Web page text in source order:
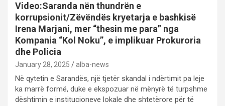
Video:Saranda nën thundrën e
korrupsionit/Zëvëndës kryetarja e bashkisë
Irena Marjani, mer “thesin me para” nga
Kompania “Kol Noku”, e implikuar Prokuroria
dhe Policia
January 28, 2025 alba-news
Në qytetin e Sarandës, një tjetër skandal i ndërtimit pa leje
ka marrë formë, duke e ekspozuar në mënyrë të turpshme
dështimin e institucioneve lokale dhe shtetërore për të